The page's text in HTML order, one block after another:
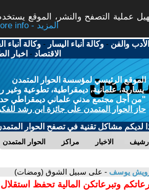
عملية التصفح والنشر، الموقع
More info - المزيد
الأدب والفن -وكالة أنباء اليسار -وكالة أنباء
الاقتصاد - اخبار
الموقع الرئيسي لمؤسسة الحوار المتمدن
يسارية، علمانية، ديمقراطية، تطوعية وغير
"من أجل مجتمع مدني علماني ديمقراطي
حاز الحوار المتمدن على جائزة ابن رشد
لديكم مشاكل تقنية في تصفح الحوار
الحوار المتمدن مراكز الاخبار
درويش يوسف - على سبيل الشوق (ومضات)
وتبرعاتكن المالية تحفظ